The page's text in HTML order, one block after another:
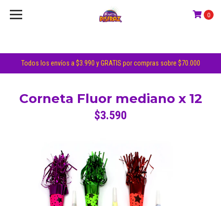
Todos los envíos a $3.990 y GRATIS por compras sobre $70.000
0
Corneta Fluor mediano x 12
$3.590